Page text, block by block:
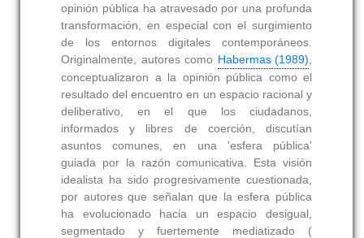
opinión pública ha atravesado por una profunda
transformación, en especial con el surgimiento
de los entornos digitales contemporáneos.
Originalmente, autores como Habermas (1989)
conceptualizaron a la opinión pública como el
resultado del encuentro en un espacio racional y
deliberativo, en el que los ciudadanos,
informados y libres de coerción, discutían
asuntos comunes, en una 'esfera pública'
guiada por la razón comunicativa. Esta visión
idealista ha sido progresivamente cuestionada,
por autores que señalan que la esfera pública
ha evolucionado hacia un espacio desigual,
segmentado y fuertemente mediatizado (